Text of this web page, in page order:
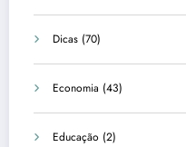
Dicas (70)
Economia (43)
Educação (2)